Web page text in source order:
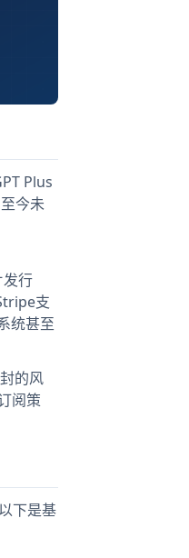
Plus
今未
行
支
统甚至
的风
阅策
下是基